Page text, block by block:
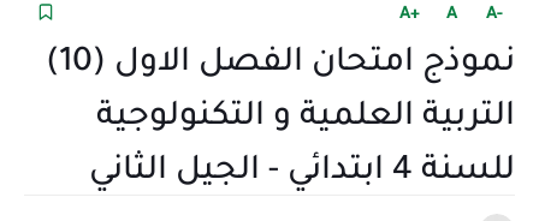
+A A -A
نموذج امتحان الفصل الاول (10)
التربية العلمية و التكنولوجية
للسنة 4 ابتدائي - الجيل الثاني